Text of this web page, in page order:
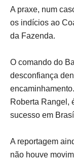
A praxe, num
os indícios ao
da Fazenda.
O comando do
desconfiança
Roberta Rangel,
sucesso em
A reportagem
não houve